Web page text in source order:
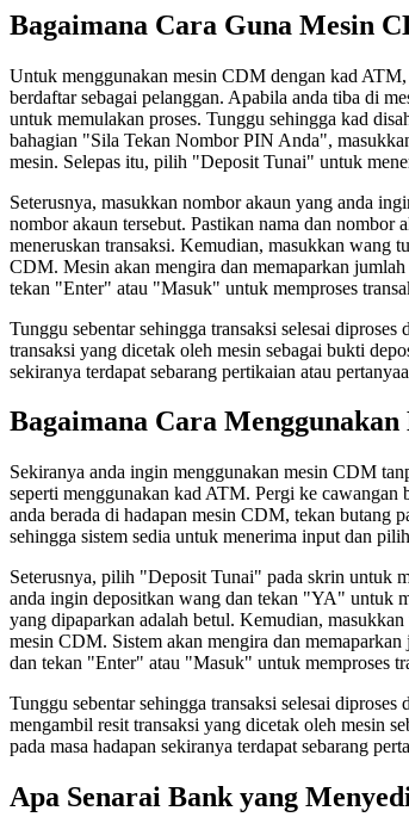
Bagaimana Cara Guna Mesin
Untuk menggunakan mesin CDM dengan kad
berdaftar sebagai pelanggan. Apabila anda tiba di
untuk memulakan proses. Tunggu sehingga kad
bahagian "Sila Tekan Nombor PIN Anda",
mesin. Selepas itu, pilih "Deposit Tunai" untuk
Seterusnya, masukkan nombor akaun yang anda
nombor akaun tersebut. Pastikan nama dan nombor
meneruskan transaksi. Kemudian, masukkan wang
CDM. Mesin akan mengira dan memaparkan
tekan "Enter" atau "Masuk" untuk memproses
Tunggu sebentar sehingga transaksi selesai
transaksi yang dicetak oleh mesin sebagai bukti
sekiranya terdapat sebarang pertikaian atau
Bagaimana Cara
Sekiranya anda ingin menggunakan mesin CDM
seperti menggunakan kad ATM. Pergi ke cawangan
anda berada di hadapan mesin CDM, tekan butang
sehingga sistem sedia untuk menerima input dan
Seterusnya, pilih "Deposit Tunai" pada skrin untuk
anda ingin depositkan wang dan tekan "YA" untuk
yang dipaparkan adalah betul. Kemudian,
mesin CDM. Sistem akan mengira dan
dan tekan "Enter" atau "Masuk" untuk memproses
Tunggu sebentar sehingga transaksi selesai
mengambil resit transaksi yang dicetak oleh mesin
pada masa hadapan sekiranya terdapat sebarang
Apa Senarai Bank yang